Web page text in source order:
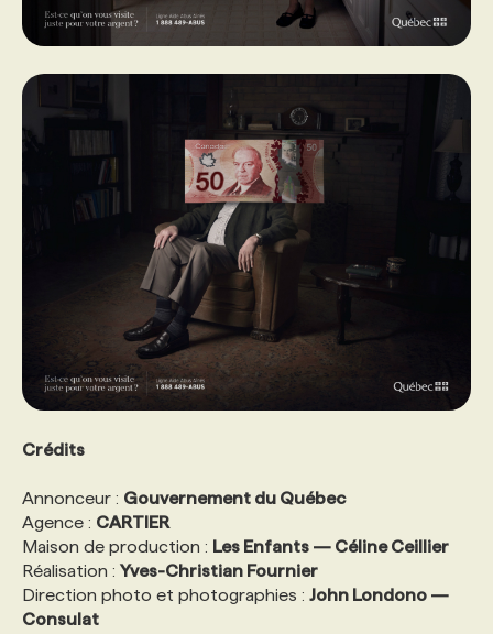
Crédits
Annonceur : Gouvernement du Québec
Agence : CARTIER
Maison de production : Les Enfants — Céline Ceillier
Réalisation : Yves-Christian Fournier
Direction photo et photographies : John Londono —
Consulat